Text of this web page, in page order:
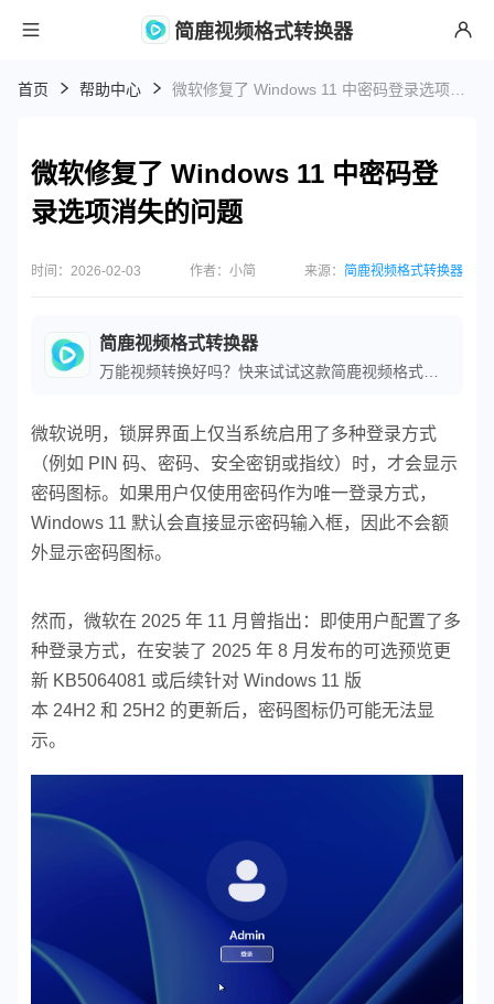
简鹿视频格式转换器
首页 帮助中心
微软修复了 Windows 11 中密码登
录选项消失的问题
时间：2026-02-03 作者：小简 来源： 简鹿视频格式转换器
简鹿视频格式转换器
微软说明，锁屏界面上仅当系统启用了多种登录方式
（例如 PIN 码、密码、安全密钥或指纹）时，才会显示
密码图标。如果用户仅使用密码作为唯一登录方式，
Windows 11 默认会直接显示密码输入框，因此不会额
外显示密码图标。
然而，微软在 2025 年 11 月曾指出：即使用户配置了多
种登录方式，在安装了 2025 年 8 月发布的可选预览更
新 KB5064081 或后续针对 Windows 11 版
本 24H2 和 25H2 的更新后，密码图标仍可能无法显
示。